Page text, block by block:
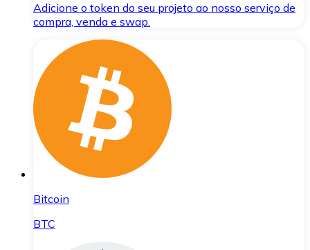
Adicione o token do seu projeto ao nosso serviço de
compra, venda e swap.
Bitcoin
BTC